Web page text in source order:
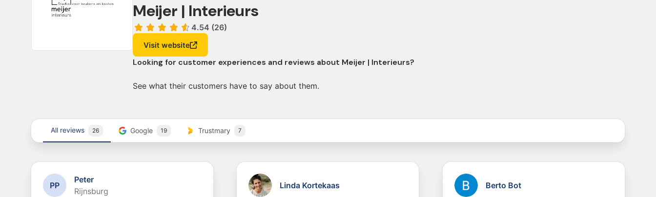
Meijer | Interieurs
4.54 (26)
Visit website
Looking for customer experiences and reviews about Meijer | Interieurs?
See what their customers have to say about them.
All reviews 26 Google 19 Trustmary 7
PP
Peter
Rijnsburg
Linda Kortekaas Berto Bot